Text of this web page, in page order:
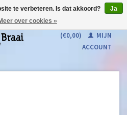
(€0,00)
MIJN
ACCOUNT
te verbeteren. Is dat akkoord?
Ja
over cookies »